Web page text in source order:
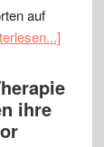
auf
ihre